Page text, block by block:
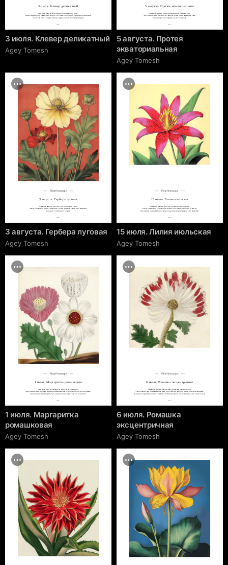
3 июля. Клевер деликатный
Символы цветка: Благородство, изящество, успех.
Черты характера: Родившиеся в день этого цветка обладают природной харизмой.
Они стремятся к совершенству и вдохновляют своим примером.
cgrave.ru
3 июля. Клевер деликатный
Agey Tomesh
5 августа. Протея экваториальная
Символы цветка: Сила, оригинальность, решимость.
Черты характера: Люди этого цветка необычны и уверены в себе.
Они находят нестандартные пути к успеху.
cgrave.ru
5 августа. Протея
экваториальная
Agey Tomesh
Floral horoscope
3 августа. Гербера луговая
Символы цветка: Простота, устойчивость, тепло.
Черты характера: Люди, связанные с этим цветком, скромны и надёжны.
Они ценят стабильность и уют.
cgrave.ru
3 августа. Гербера луговая
Agey Tomesh
Floral horoscope
15 июля. Лилия июльская
Символы цветка: Простота, искренность, радость.
Черты характера: Родившиеся в день этого цветка добры и открыты.
Они умеют наслаждаться жизнью и делиться своей радостью с другими.
cgrave.ru
15 июля. Лилия июльская
Agey Tomesh
Floral horoscope
1 июля. Маргаритка ромашковая
Символы цветка: Нежность, ясность, искренность.
Черты характера: Эти цветы дарят родившимся в их день доброе и чуткое сердце.
Такие люди умеют видеть суть вещей и ценят простоту в отношениях.
cgrave.ru
1 июля. Маргаритка
ромашковая
Agey Tomesh
Floral horoscope
6 июля. Ромашка эксцентричная
Символы цветка: Магнетизм, перемены, скрытая сила.
Черты характера: Родившиеся в день этого цветка притягательны и непредсказуемы.
Они умеют адаптироваться к любым обстоятельствам и использовать их в свою пользу.
cgrave.ru
6 июля. Ромашка
эксцентричная
Agey Tomesh